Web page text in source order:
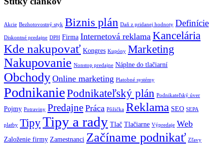
Akcie Bezhotovostný styk Biznis plán Daň z pridanej hodnoty Definície
Diskontné predajne DPH Firma Internetová reklama Kancelária
Kde nakupovať Kongres Kupóny Marketing
Nakupovanie Nonstop predajne Náplne do tlačiarní
Obchody Online marketing Platobné systémy
PodnikaniePodnikateľský plán Podnikateľský úver
Pojmy Potraviny Predajne Práca Pôžička Reklama SEO SEPA
platby TipyTipy a rady Tlač Tlačiarne Výpredaje Web
Založenie firmy Zamestnanci Začíname podnikať Zľavy